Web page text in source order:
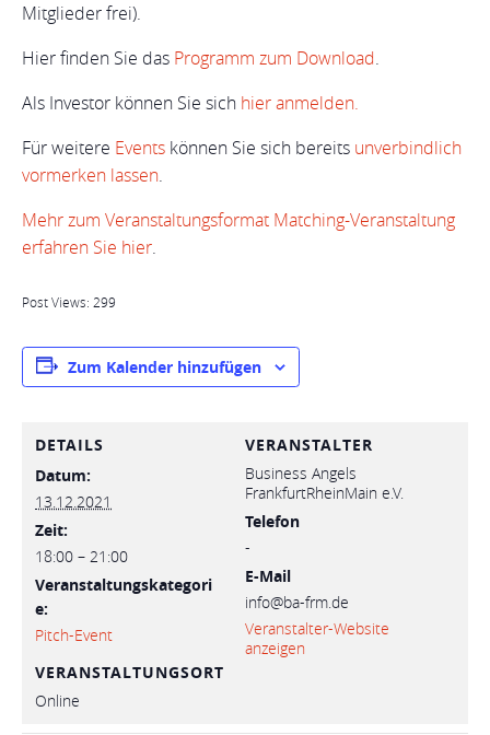
Mitglieder frei).
Hier finden Sie das Programm zum Download.
Als Investor können Sie sich hier anmelden.
Für weitere Events können Sie sich bereits unverbindlich
vormerken lassen.
Mehr zum Veranstaltungsformat Matching-Veranstaltung
erfahren Sie hier.
Post Views: 299
Zum Kalender hinzufügen
DETAILS
Datum:
13.12.2021
Zeit:
18:00 – 21:00
Veranstaltungskategori
e:
Pitch-Event
VERANSTALTUNGSORT
Online
VERANSTALTER
Business Angels
FrankfurtRheinMain e.V.
Telefon
-
E-Mail
info@ba-frm.de
Veranstalter-Website
anzeigen